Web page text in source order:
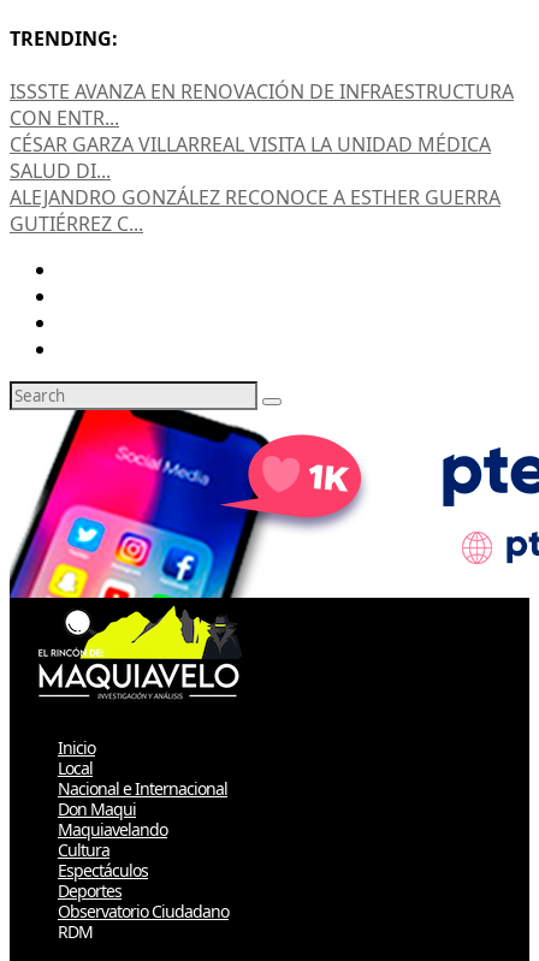
TRENDING:
ISSSTE AVANZA EN RENOVACIÓN DE INFRAESTRUCTURA
CON ENTR...
CÉSAR GARZA VILLARREAL VISITA LA UNIDAD MÉDICA
SALUD DI...
ALEJANDRO GONZÁLEZ RECONOCE A ESTHER GUERRA
GUTIÉRREZ C...
Inicio
Local
Nacional e Internacional
Don Maqui
Maquiavelando
Cultura
Espectáculos
Deportes
Observatorio Ciudadano
RDM